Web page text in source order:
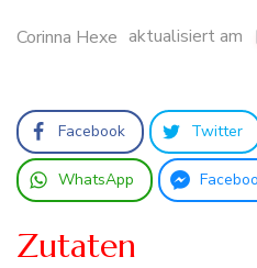
Corinna Hexe aktualisiert am
Facebook Twitter
WhatsApp
Zutaten